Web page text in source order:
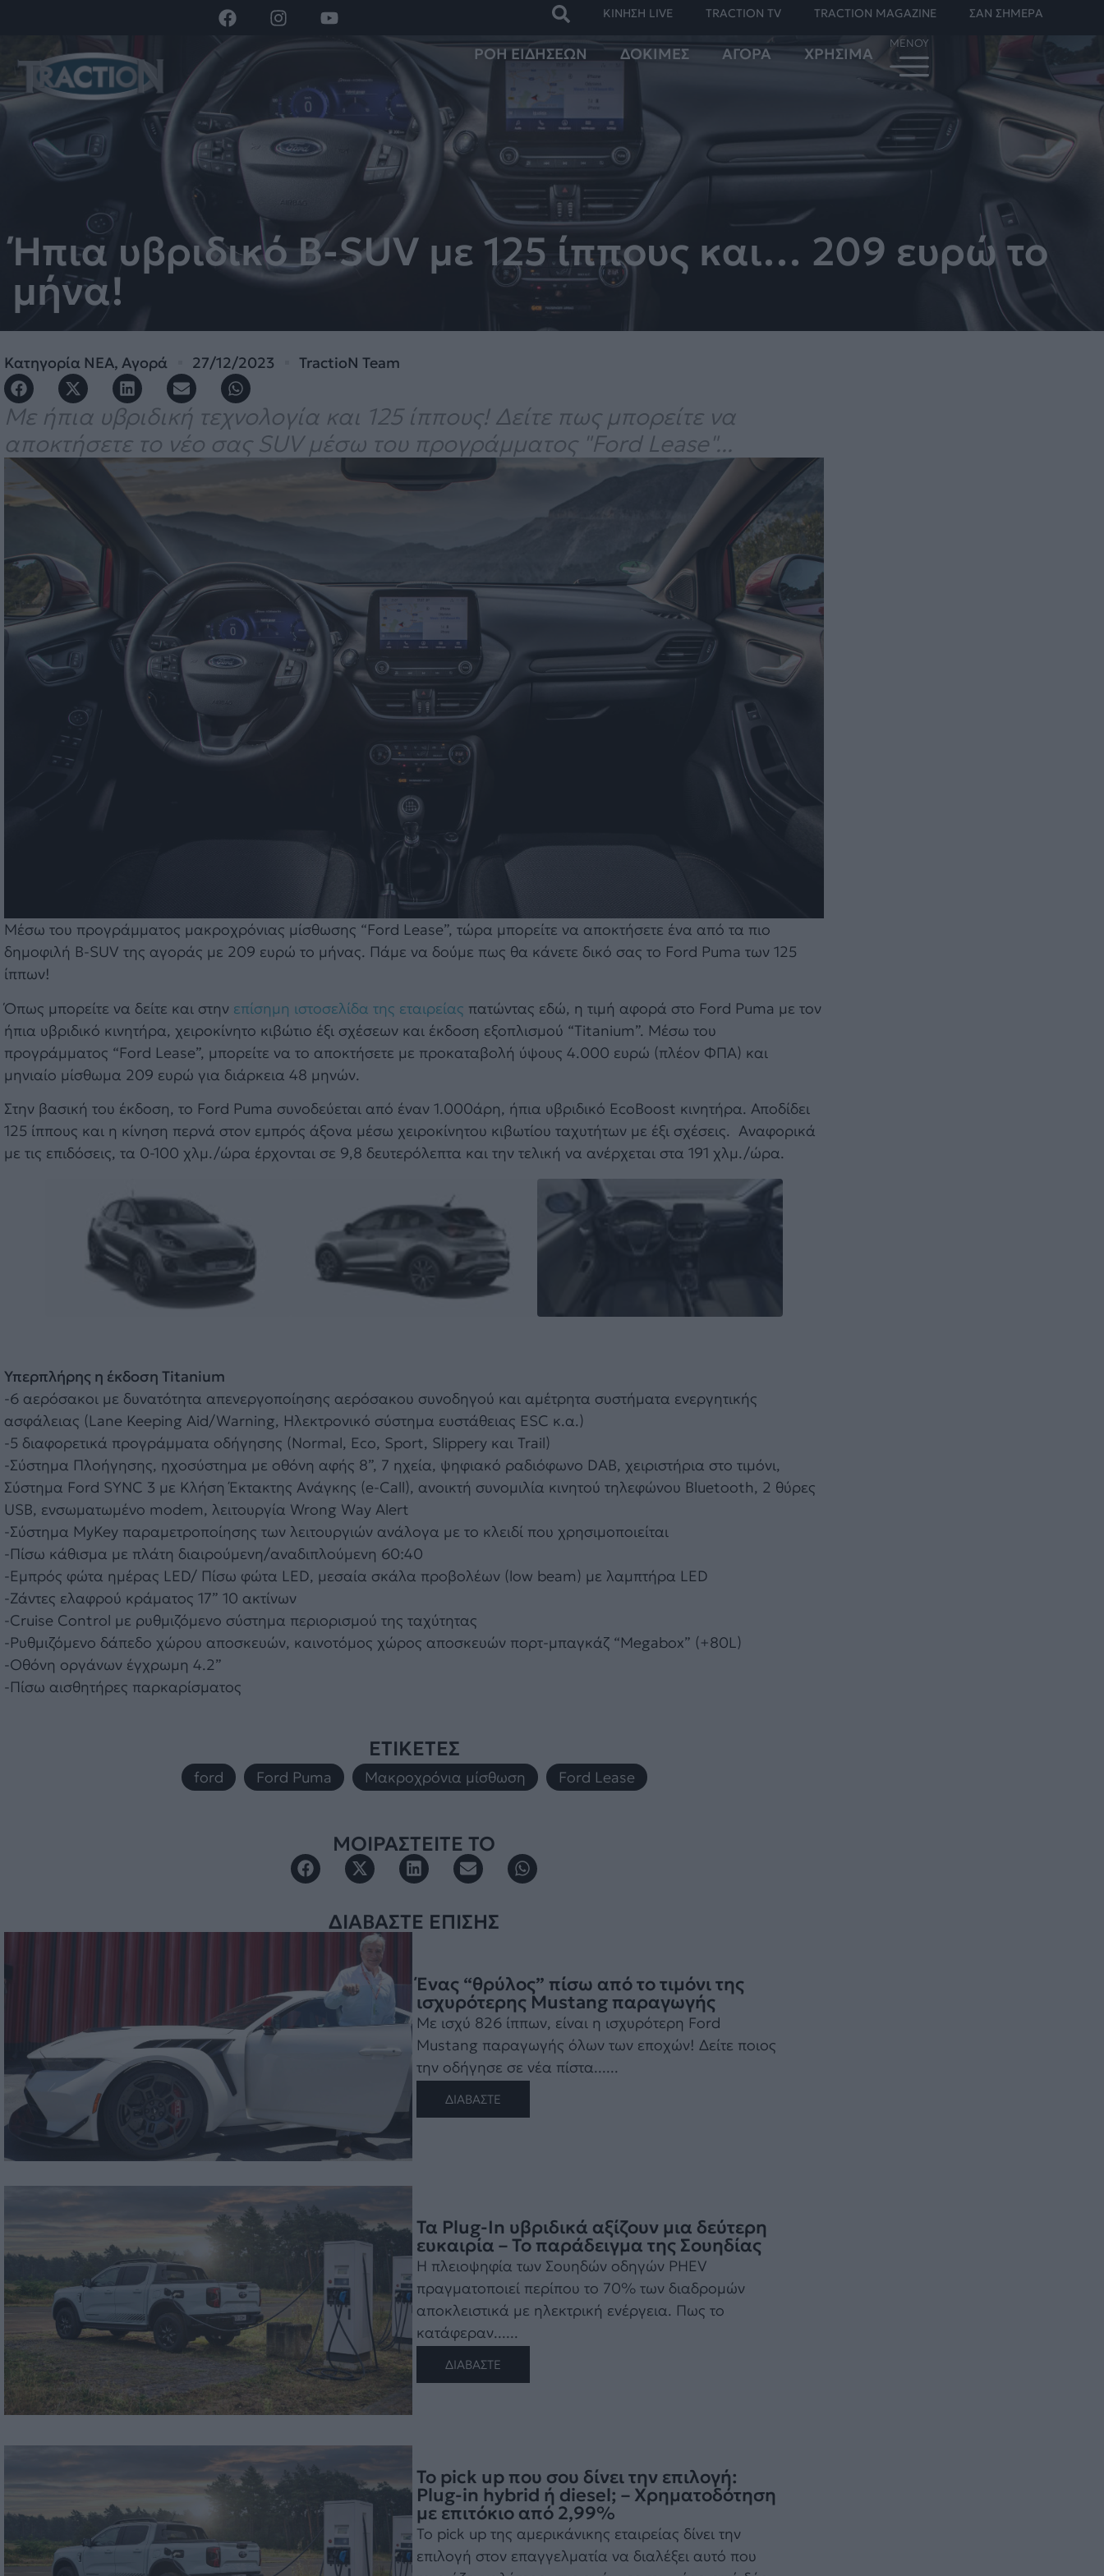
ΚΙΝΗΣΗ LIVE TRACTION TV TRACTION MAGAZINE ΣΑΝ ΣΗΜΕΡΑ
ΡΟΗ ΕΙΔΗΣΕΩΝ ΔΟΚΙΜΕΣ ΑΓΟΡΑ ΧΡΗΣΙΜΑ
Ήπια υβριδικό B-SUV με 125 ίππους και… 209 ευρώ το
μήνα!
Κατηγορία ΝΕΑ, Αγορά 27/12/2023 TractioN Team
Με ήπια υβριδική τεχνολογία και 125 ίππους! Δείτε πως μπορείτε να
αποκτήσετε το νέο σας SUV μέσω του προγράμματος "Ford Lease"...
Μέσω του προγράμματος μακροχρόνιας μίσθωσης “Ford Lease”, τώρα μπορείτε να αποκτήσετε ένα από τα πιο
δημοφιλή B-SUV της αγοράς με 209 ευρώ το μήνας. Πάμε να δούμε πως θα κάνετε δικό σας το Ford Puma των 125
ίππων!
Όπως μπορείτε να δείτε και στην επίσημη ιστοσελίδα της εταιρείας πατώντας εδώ, η τιμή αφορά στο Ford Puma με τον
ήπια υβριδικό κινητήρα, χειροκίνητο κιβώτιο έξι σχέσεων και έκδοση εξοπλισμού “Titanium”. Μέσω του
προγράμματος “Ford Lease”, μπορείτε να το αποκτήσετε με προκαταβολή ύψους 4.000 ευρώ (πλέον ΦΠΑ) και
μηνιαίο μίσθωμα 209 ευρώ για διάρκεια 48 μηνών.
Στην βασική του έκδοση, το Ford Puma συνοδεύεται από έναν 1.000άρη, ήπια υβριδικό ΕcoBoost κινητήρα. Αποδίδει
125 ίππους και η κίνηση περνά στον εμπρός άξονα μέσω χειροκίνητου κιβωτίου ταχυτήτων με έξι σχέσεις. Αναφορικά
με τις επιδόσεις, τα 0-100 χλμ./ώρα έρχονται σε 9,8 δευτερόλεπτα και την τελική να ανέρχεται στα 191 χλμ./ώρα.
Υπερπλήρης η έκδοση Titanium
-6 αερόσακοι με δυνατότητα απενεργοποίησης αερόσακου συνοδηγού και αμέτρητα συστήματα ενεργητικής
ασφάλειας (Lane Keeping Aid/Warning, Ηλεκτρονικό σύστημα ευστάθειας ESC κ.α.)
-5 διαφορετικά προγράμματα οδήγησης (Normal, Eco, Sport, Slippery και Trail)
-Σύστημα Πλοήγησης, ηχοσύστημα με οθόνη αφής 8”, 7 ηχεία, ψηφιακό ραδιόφωνο DAB, χειριστήρια στο τιμόνι,
Σύστημα Ford SYNC 3 µε Κλήση Έκτακτης Ανάγκης (e-Call), ανοικτή συνομιλία κινητού τηλεφώνου Bluetooth, 2 θύρες
USB, ενσωματωμένο modem, λειτουργία Wrong Way Alert
-Σύστημα MyKey παραμετροποίησης των λειτουργιών ανάλογα με το κλειδί που χρησιμοποιείται
-Πίσω κάθισμα με πλάτη διαιρούμενη/αναδιπλούμενη 60:40
-Εμπρός φώτα ημέρας LED/ Πίσω φώτα LED, μεσαία σκάλα προβολέων (low beam) με λαμπτήρα LED
-Ζάντες ελαφρού κράματος 17” 10 ακτίνων
-Cruise Control με ρυθμιζόμενο σύστημα περιορισμού της ταχύτητας
-Ρυθμιζόμενο δάπεδο χώρου αποσκευών, καινοτόμος χώρος αποσκευών πορτ-μπαγκάζ “Megabox” (+80L)
-Οθόνη οργάνων έγχρωμη 4.2”
-Πίσω αισθητήρες παρκαρίσματος
ΕΤΙΚΕΤΕΣ
ford , Ford Puma , Μακροχρόνια μίσθωση , Ford Lease
ΜΟΙΡΑΣΤΕΙΤΕ ΤΟ
ΔΙΑΒΑΣΤΕ ΕΠΙΣΗΣ
Ένας “θρύλος” πίσω από το τιμόνι της
ισχυρότερης Mustang παραγωγής
Με ισχύ 826 ίππων, είναι η ισχυρότερη Ford
Mustang παραγωγής όλων των εποχών! Δείτε ποιος
την οδήγησε σε νέα πίστα......
ΔΙΑΒΑΣΤΕ
Τα Plug-In υβριδικά αξίζουν μια δεύτερη
ευκαιρία – Το παράδειγμα της Σουηδίας
Η πλειοψηφία των Σουηδών οδηγών PHEV
πραγματοποιεί περίπου το 70% των διαδρομών
αποκλειστικά με ηλεκτρική ενέργεια. Πως το
κατάφεραν......
ΔΙΑΒΑΣΤΕ
Το pick up που σου δίνει την επιλογή:
Plug-in hybrid ή diesel; – Χρηματοδότηση
με επιτόκιο από 2,99%
Το pick up της αμερικάνικης εταιρείας δίνει την
επιλογή στον επαγγελματία να διαλέξει αυτό που